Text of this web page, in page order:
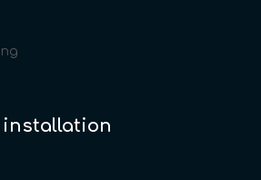
installation